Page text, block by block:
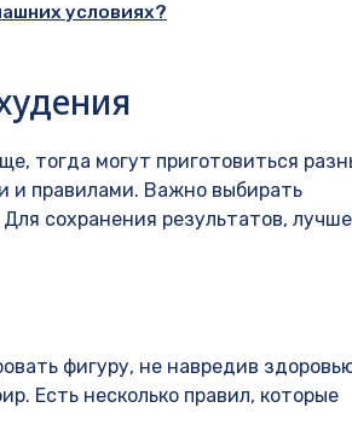
условиях?
тогда могут приготовиться
и правилами. Важно выбирать
сохранения результатов, лучше
фигуру, не навредив
Есть несколько правил, которые